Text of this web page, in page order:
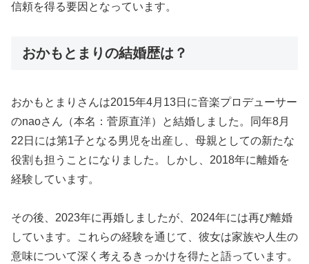
信頼を得る要因となっています。
おかもとまりの結婚歴は？
おかもとまりさんは2015年4月13日に音楽プロデューサー
のnaoさん（本名：菅原直洋）と結婚しました。同年8月
22日には第1子となる男児を出産し、母親としての新たな
役割も担うことになりました。しかし、2018年に離婚を
経験しています。
その後、2023年に再婚しましたが、2024年には再び離婚
しています。これらの経験を通じて、彼女は家族や人生の
意味について深く考えるきっかけを得たと語っています。